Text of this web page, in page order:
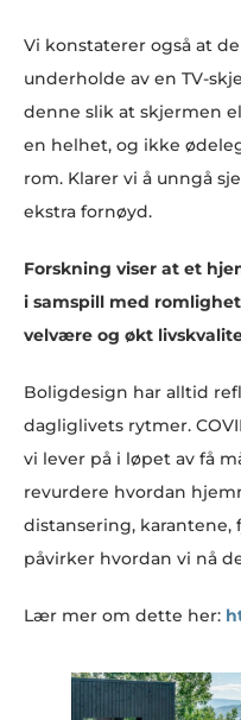
Vi konstaterer også at
underholde av en TV-
denne slik at skjermen
en helhet, og ikke
rom. Klarer vi å unngå
ekstra fornøyd.
Forskning viser at et
i samspill med
velvære og økt
Boligdesign har alltid
dagliglivets rytmer.
vi lever på i løpet av få
revurdere hvordan
distansering,
påvirker hvordan vi nå
Lær mer om dette her: